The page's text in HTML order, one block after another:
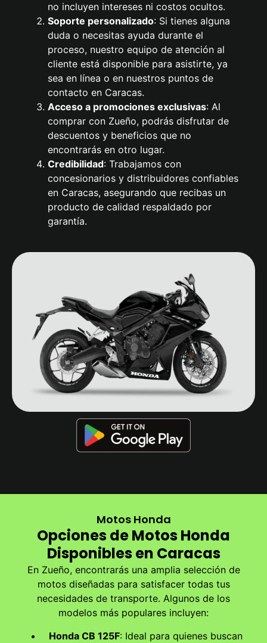
no incluyen intereses ni costos ocultos.
Soporte personalizado: Si tienes alguna
duda o necesitas ayuda durante el
proceso, nuestro equipo de atención al
cliente está disponible para asistirte, ya
sea en línea o en nuestros puntos de
contacto en Caracas.
Acceso a promociones exclusivas: Al
comprar con Zueño, podrás disfrutar de
descuentos y beneficios que no
encontrarás en otro lugar.
Credibilidad: Trabajamos con
concesionarios y distribuidores confiables
en Caracas, asegurando que recibas un
producto de calidad respaldado por
garantía.
Motos Honda
Opciones de Motos Honda
Disponibles en Caracas
En Zueño, encontrarás una amplia selección de
motos diseñadas para satisfacer todas tus
necesidades de transporte. Algunos de los
modelos más populares incluyen:
Honda CB 125F: Ideal para quienes buscan